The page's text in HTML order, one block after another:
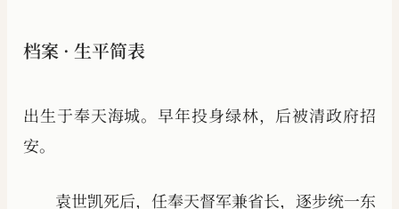
档案 · 生平简表
出生于奉天海城。早年投身绿林，后被清政府招
安。
袁世凯死后，任奉天督军兼省长，逐步统一东